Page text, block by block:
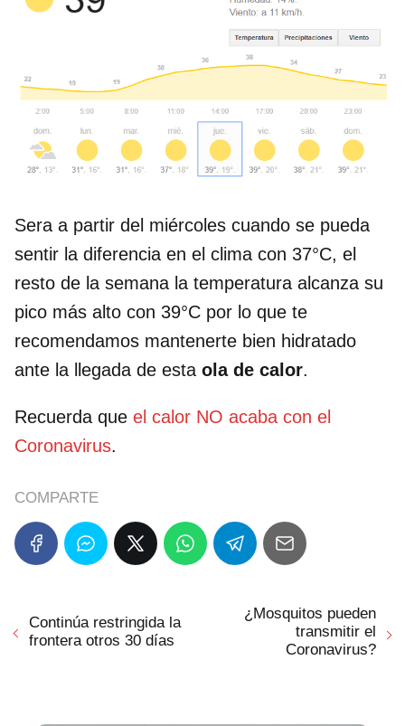
Sera a partir del miércoles cuando se pueda
sentir la diferencia en el clima con 37°C, el
resto de la semana la temperatura alcanza su
pico más alto con 39°C por lo que te
recomendamos mantenerte bien hidratado
ante la llegada de esta ola de calor.
Recuerda que el calor NO acaba con el
Coronavirus.
COMPARTE
Continúa restringida la
frontera otros 30 días
¿Mosquitos pueden
transmitir el
Coronavirus?